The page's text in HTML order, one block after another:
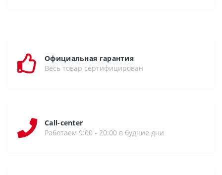
Официальная гарантия
Весь товар сертифицирован
Call-center
Работаем 9:00 - 20:00 в будние дни